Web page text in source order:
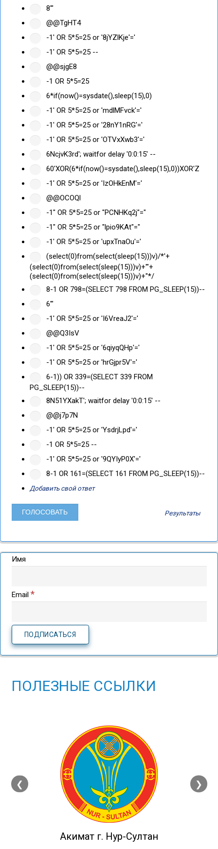
8'"
@@TgHT4
-1' OR 5*5=25 or '8jYZlKje'='
-1' OR 5*5=25 --
@@sjgE8
-1 OR 5*5=25
6*if(now()=sysdate(),sleep(15),0)
-1' OR 5*5=25 or 'mdlMFvck'='
-1' OR 5*5=25 or '28nY1nRG'='
-1' OR 5*5=25 or 'OTVxXwb3'='
6NcjvK3rd'; waitfor delay '0:0:15' --
60'XOR(6*if(now()=sysdate(),sleep(15),0))XOR'Z
-1' OR 5*5=25 or 'IzOHkEnM'='
@@OCOQl
-1" OR 5*5=25 or "PCNHKq2j"="
-1" OR 5*5=25 or "lpio9KAt"="
-1' OR 5*5=25 or 'upxTnaOu'='
(select(0)from(select(sleep(15)))v)/*'+
(select(0)from(select(sleep(15)))v)+'"+
(select(0)from(select(sleep(15)))v)+"*/
8-1 OR 798=(SELECT 798 FROM PG_SLEEP(15))--
6'"
-1' OR 5*5=25 or 'I6VreaJ2'='
@@Q3IsV
-1' OR 5*5=25 or '6qiyqQHp'='
-1' OR 5*5=25 or 'hrGjpr5V'='
6-1)) OR 339=(SELECT 339 FROM
PG_SLEEP(15))--
8N51YXakT'; waitfor delay '0:0:15' --
@@j7p7N
-1' OR 5*5=25 or 'YsdrjLpd'='
-1 OR 5*5=25 --
-1' OR 5*5=25 or '9QYIyP0X'='
8-1 OR 161=(SELECT 161 FROM PG_SLEEP(15))--
Добавить свой ответ
Результаты
Имя
Email *
ПОЛЕЗНЫЕ ССЫЛКИ
❮
Акимат г. Нур-Султан
❯